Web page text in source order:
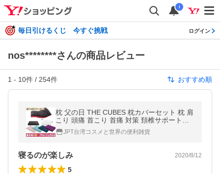
i
毎日引けるくじ 今すぐ挑戦 ログイン
nos********さんの商品レビュー
1 - 10件 / 254件 おすすめ順
枕 父の日 THE CUBES 枕カバーセット 枕 肩
こり 頭痛 首こり 首痛 対策 頚椎サポート枕
いびき防止 横向き キューブス the cubes ギ
フトJPT台湾コスメと世界の便利雑貨
寝るのが楽しみ 2020/8/12
5